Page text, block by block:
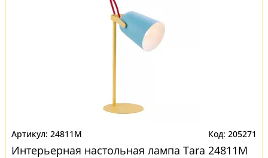
24811M 205271
Интерьерная настольная лампа Tara 24811M